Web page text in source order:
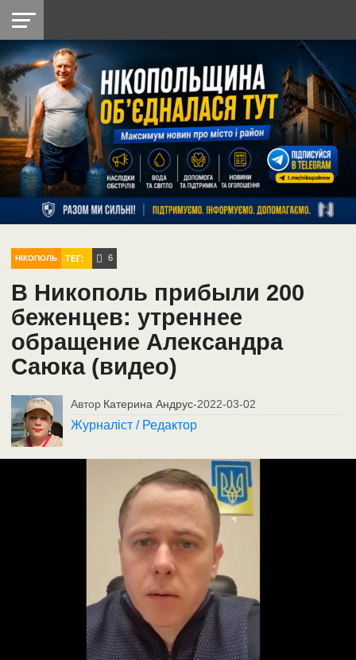
НІКОПОЛЬ
РАЙОН
СІЧЕСЛАВСЬКА
УКРАЇНА
РЕТРО
НІКОПОЛЬ
ЛАЙТ
УКРАЇНА
ДОПОМОГА
РАДІО
НІКОПОЛЬ ТЕГ: 6
В Никополь прибыли 200
беженцев: утреннее
обращение Александра
Саюка (видео)
Автор Катерина Андрус-2022-03-02
Журналіст / Редактор